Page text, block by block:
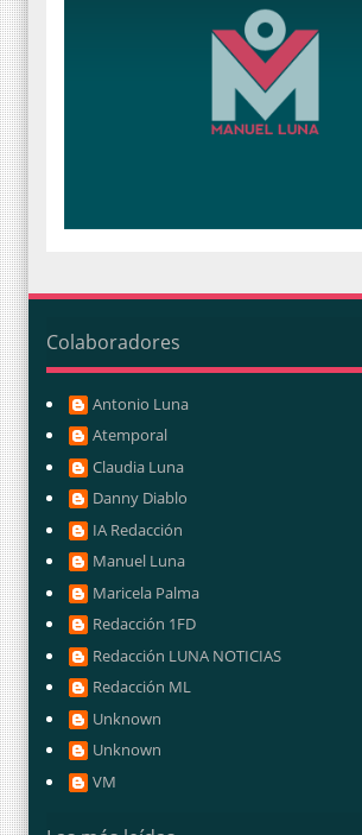
Colaboradores
Antonio Luna
Atemporal
Claudia Luna
Danny Diablo
IA Redacción
Manuel Luna
Maricela Palma
Redacción 1FD
Redacción LUNA NOTICIAS
Redacción ML
Unknown
Unknown
VM